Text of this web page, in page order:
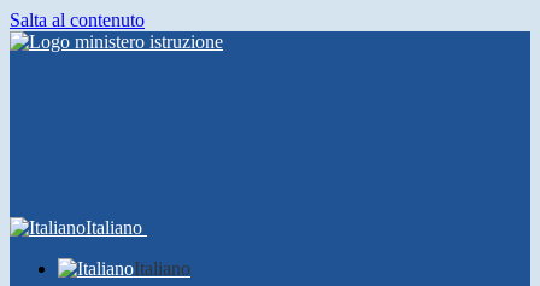
Salta al contenuto
Italiano
Italiano